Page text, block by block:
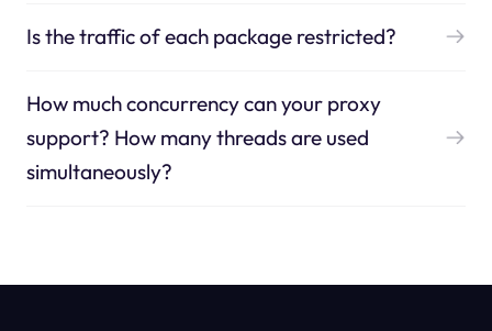
Is the traffic of each package restricted?
How much concurrency can your proxy
support? How many threads are used
simultaneously?